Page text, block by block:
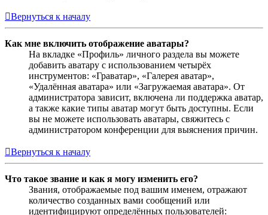
Вернуться к началу
Как мне включить отображение аватары?
На вкладке «Профиль» личного раздела вы можете
добавить аватару с использованием четырёх
инструментов: «Граватар», «Галерея аватар»,
«Удалённая аватара» или «Загружаемая аватара». От
администратора зависит, включена ли поддержка аватар,
а также какие типы аватар могут быть доступны. Если
вы не можете использовать аватары, свяжитесь с
администратором конференции для выяснения причин.
Вернуться к началу
Что такое звание и как я могу изменить его?
Звания, отображаемые под вашим именем, отражают
количество созданных вами сообщений или
идентифицируют определённых пользователей: